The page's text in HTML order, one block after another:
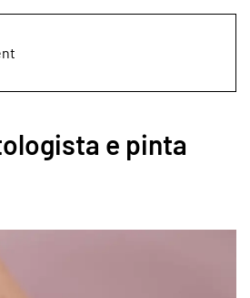
e pinta